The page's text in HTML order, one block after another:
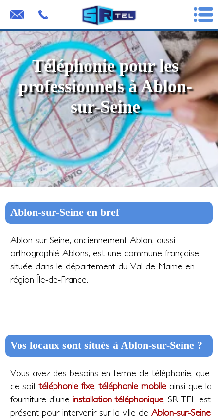
Téléphonie pour les
professionnels à Ablon-
sur-Seine
Ablon-sur-Seine en bref
Ablon-sur-Seine, anciennement Ablon, aussi
orthographié Ablons, est une commune française
située dans le département du Val-de-Marne en
région Île-de-France.
Vos locaux sont situés à Ablon-sur-Seine ?
Vous avez des besoins en terme de téléphonie, que
ce soittéléphonie fixe,téléphonie mobile ainsi que la
fourniture d'une installation téléphonique, SR-TEL est
présent pour intervenir sur la ville deAblon-sur-Seine